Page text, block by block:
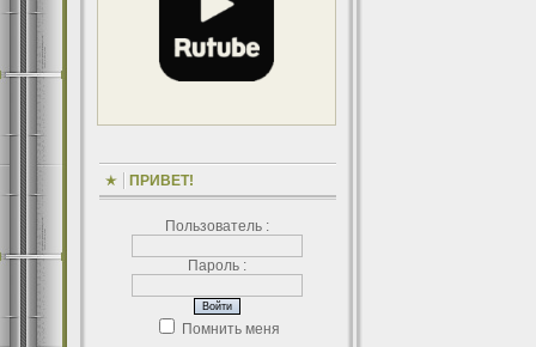
ПРИВЕТ!
Пользователь :
Пароль :
Помнить меня